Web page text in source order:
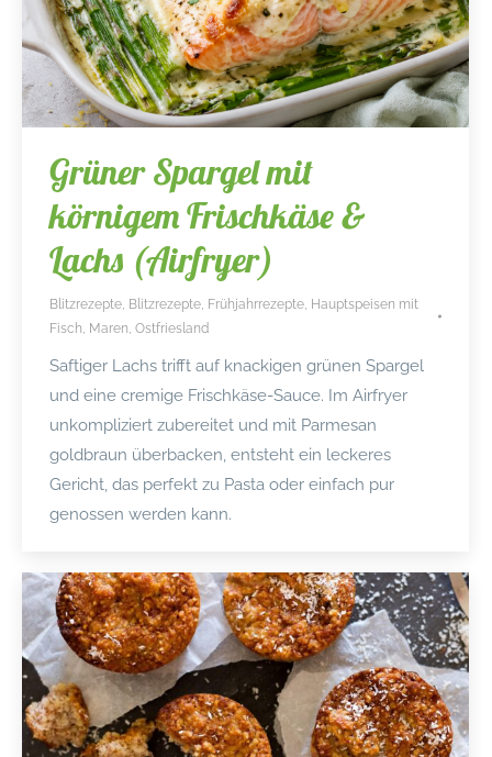
Grüner Spargel mit
körnigem Frischkäse &
Lachs (Airfryer)
Blitzrezepte Blitzrezepte Frühjahrrezepte Hauptspeisen mit
Fisch Maren Ostfriesland
Saftiger Lachs trifft auf knackigen grünen Spargel
und eine cremige Frischkäse-Sauce. Im Airfryer
unkompliziert zubereitet und mit Parmesan
goldbraun überbacken, entsteht ein leckeres
Gericht, das perfekt zu Pasta oder einfach pur
genossen werden kann.